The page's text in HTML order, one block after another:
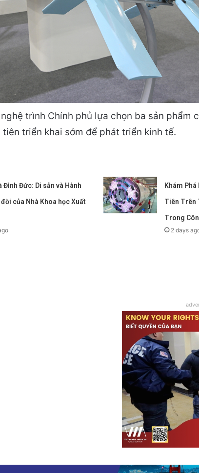
trình Chính phủ lựa chọn ba sản phẩm
triển khai sớm để phát triển kinh tế.
Đình Đức: Di sản và Hành
của Nhà Khoa học Xuất
Khám
Tiên Trên
Trong
2 days